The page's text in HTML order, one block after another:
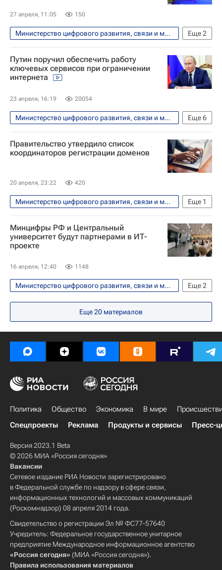
МТС
Общество
27 апреля, 11:05 150
Еще2
Министерство цифрового развития, связи и массовых коммуникаций РФ (Минцифры России)
Технологии
Россия
Путин поручил обеспечить работу
ключевых сервисов при ограничении
интернета
23 апреля, 16:19 20054
Еще6
Министерство цифрового развития, связи и массовых коммуникаций РФ (Минцифры России)
Технологии
Россия
Владимир Путин
Общество
Правительство утвердило список
координаторов регистрации доменов
20 апреля, 23:22 420
Еще 1
Министерство цифрового развития, связи и массовых коммуникаций РФ (Минцифры России)
Россия
Минцифры РФ и Центральный
университет будут партнерами в ИТ-
проекте
16 апреля, 12:40 1148
Еще2
Министерство цифрового развития, связи и массовых коммуникаций РФ (Минцифры России)
Центральный университет (ЦУ)
Россия
Еще20 материалов
Политика Общество Экономика В мире
Спецпроекты
Реклама Продукты и сервисы Пресс-
Версия 2023.1 Beta
© 2026 МИА «Россия сегодня»
Вакансии
Сетевое издание РИА Новости зарегистрировано
в Федеральной службе по надзору в сфере связи,
информационных технологий и массовых коммуникаций
(Роскомнадзор) 08 апреля 2014 года.
Свидетельство о регистрации Эл № ФС77-57640
Учредитель: Федеральное государственное унитарное
предприятие Международное информационное агентство
«Россия сегодня» (МИА «Россия сегодня»).
Правила использования материалов